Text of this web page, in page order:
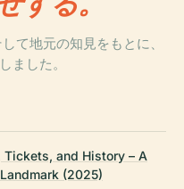
て地元の知見をもとに、
ました。
and History – A
(2025)